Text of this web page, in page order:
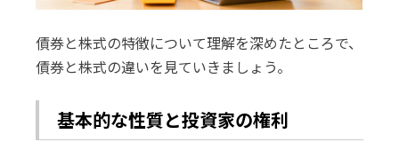
債券と株式の特徴について理解を深めたところで、
債券と株式の違いを見ていきましょう。
基本的な性質と投資家の権利